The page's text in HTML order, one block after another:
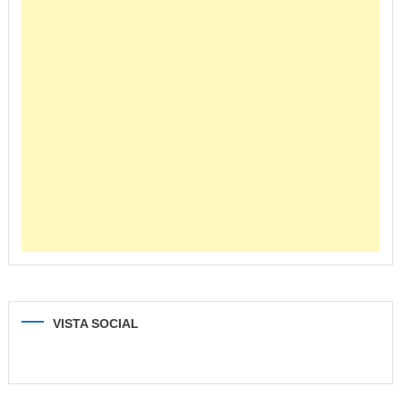
VISTA SOCIAL